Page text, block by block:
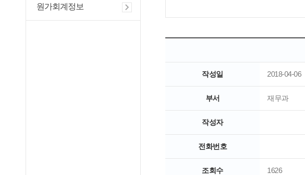
원가회계정보
작성일 2018-04-06
부서 재무과
작성자
전화번호
조회수 1626